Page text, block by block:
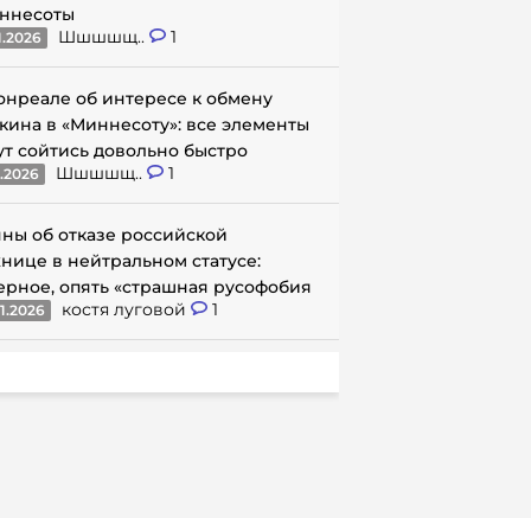
Шшшшщ.. 1
об интересе к обмену
в «Миннесоту»: все элементы
сойтись довольно быстро
Шшшшщ.. 1
об отказе российской
в нейтральном статусе:
опять «страшная русофобия
костя луговой 1